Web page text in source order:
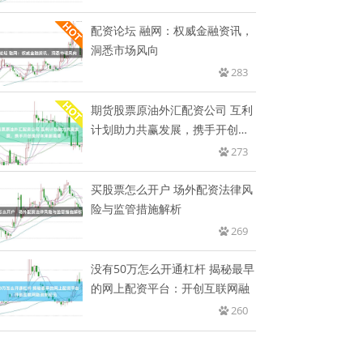
配资论坛 融网：权威金融资讯，
洞悉市场风向
283
期货股票原油外汇配资公司 互利
计划助力共赢发展，携手开创美
273
买股票怎么开户 场外配资法律风
险与监管措施解析
269
没有50万怎么开通杠杆 揭秘最早
的网上配资平台：开创互联网融
260